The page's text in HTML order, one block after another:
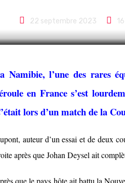
22 septembre 2023
Namibie, l’une des rares
en France s’est
lors d’un match de la
auteur d’un essai et de deux
après que Johan Deysel ait
que le pays hôte ait battu la